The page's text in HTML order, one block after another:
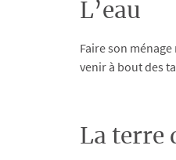
L’eau
Faire son
venir à bout des
La terre